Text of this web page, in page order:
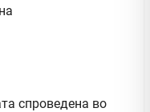
спроведена во